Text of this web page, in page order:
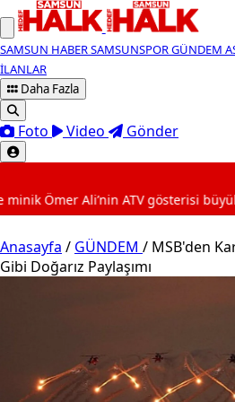
SAMSUN HABERSAMSUNSPORGÜNDEM
İLANLAR
Daha Fazla
Foto Video Gönder
gösterisi büyük ilgi gördü
Anasayfa / GÜNDEM / MSB'den
Gibi Doğarız Paylaşımı